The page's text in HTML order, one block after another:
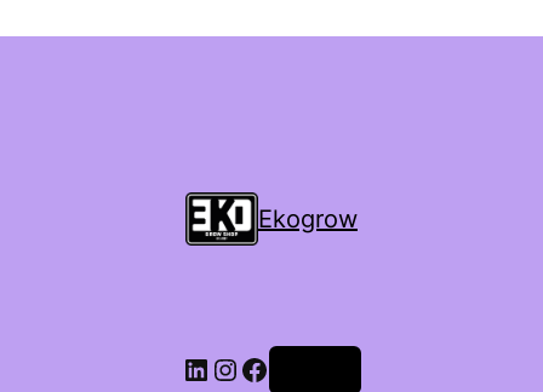
Ekogrow